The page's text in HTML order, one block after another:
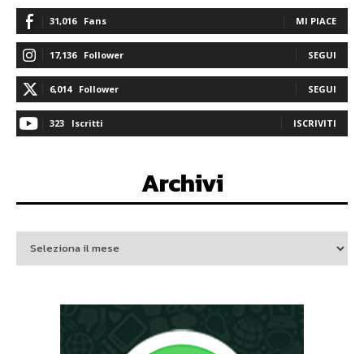
31,016 Fans MI PIACE
17,136 Follower SEGUI
6,014 Follower SEGUI
323 Iscritti ISCRIVITI
Archivi